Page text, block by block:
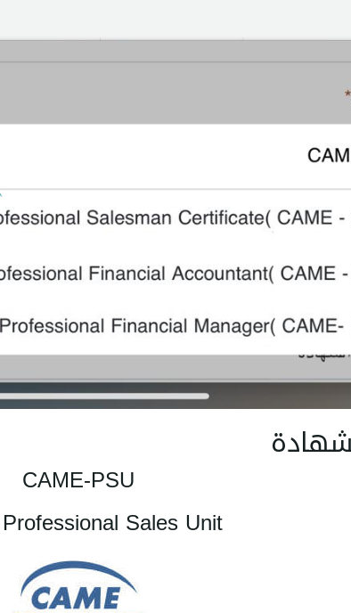
CAME-PSU
Sales Unit